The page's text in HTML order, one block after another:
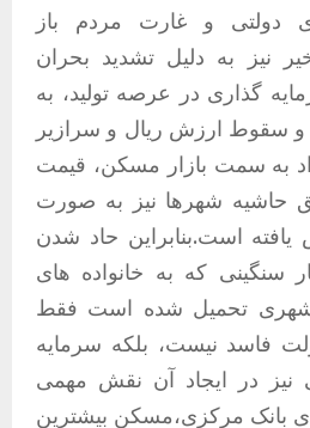
دولتی و غارت مردم باز
نیز به دلیل تشدید بحران
گذاری در عرصه تولید، به
و سقوط ارزش ریال و سرازیر
به سمت بازار مسکن، قیمت
حاشیه‌ شهرها نیز به صورت
است.بنابراین حاد شدن
که به خانواده های
شهری تحمیل شده است فقط
فاسد نیست، بلکه سرمایه
در ایجاد آن نقش مهمی
بانک مرکزی،مسکن بیشترین